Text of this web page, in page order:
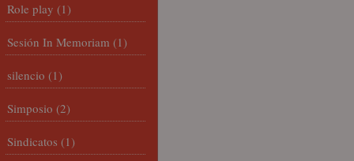
Role play (1)
Sesión In Memoriam (1)
silencio (1)
Simposio (2)
Sindicatos (1)